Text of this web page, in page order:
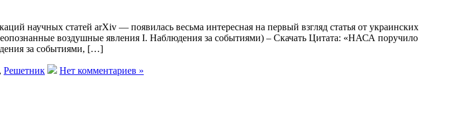
научных статей arXiv — появилась весьма интересная на первый взгляд статья от украинских
воздушные явления I. Наблюдения за событиями) – Скачать Цитата: «НАСА поручило
за событиями, […]
, Решетник
Нет комментариев »